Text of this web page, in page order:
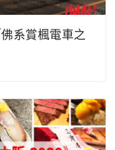
系賞楓電車之